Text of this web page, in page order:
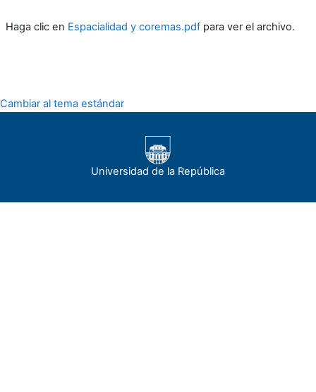
Haga clic en Espacialidad y coremas.pdf para ver el archivo.
Cambiar al tema estándar
Universidad de la República